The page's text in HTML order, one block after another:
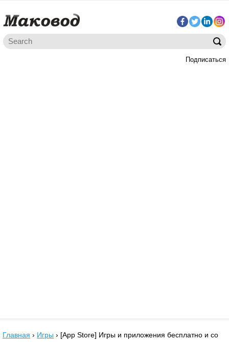
Подписаться
Главная › Игры › [App Store] Игры и приложения бесплатно и со